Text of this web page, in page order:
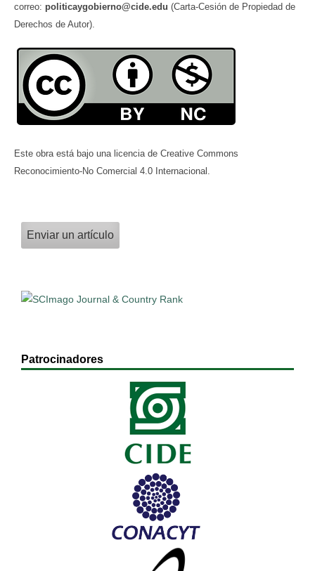
correo: politicaygobierno@cide.edu (Carta-Cesión de Propiedad de
Derechos de Autor).
Este obra está bajo una licencia de Creative Commons
Reconocimiento-No Comercial 4.0 Internacional.
Enviar un artículo
Patrocinadores